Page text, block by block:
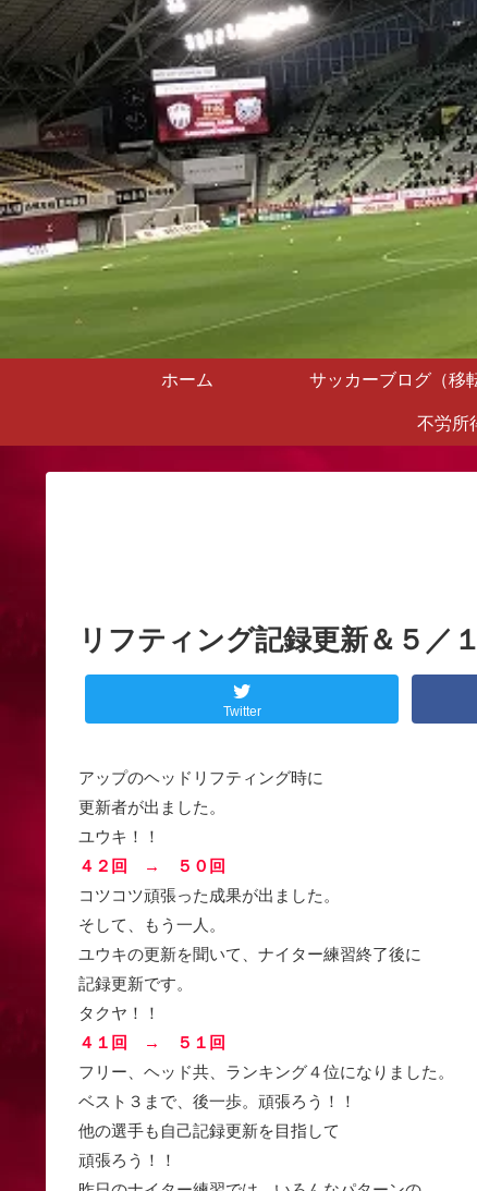
ホーム サッカーブログ（移
不労所
リフティング記録更新＆５／
Twitter
アップのヘッドリフティング時に
更新者が出ました。
ユウキ！！
４２回 → ５０回
コツコツ頑張った成果が出ました。
そして、もう一人。
ユウキの更新を聞いて、ナイター練習終了後に
記録更新です。
タクヤ！！
４１回 → ５１回
フリー、ヘッド共、ランキング４位になりました。
ベスト３まで、後一歩。頑張ろう！！
他の選手も自己記録更新を目指して
頑張ろう！！